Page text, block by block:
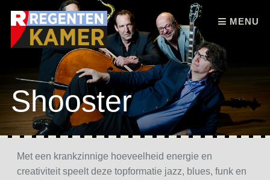
MENU
Skip to content
Shooster
Met een krankzinnige hoeveelheid energie en
creativiteit speelt deze topformatie jazz, blues, funk en